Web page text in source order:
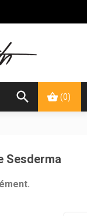
(0)
Sesderma